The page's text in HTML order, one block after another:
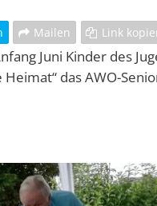
Mailen Link
Juni Kinder des
das AWO-